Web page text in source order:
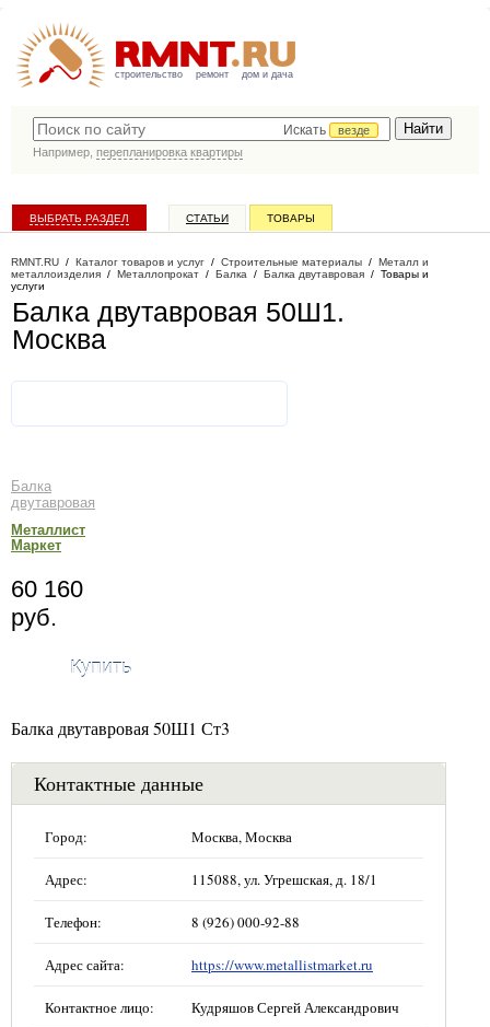
строительство ремонт дом и дача
Искать
везде
Например, перепланировка квартиры
ВЫБРАТЬ РАЗДЕЛ СТАТЬИ ТОВАРЫ
RMNT.RU / Каталог товаров и услуг / Строительные материалы / Металл и
металлоизделия / Металлопрокат / Балка / Балка двутавровая / Товары и
услуги
Балка двутавровая 50Ш1.
Москва
Балка
двутавровая
Металлист
Маркет
60 160
руб.
Купить
Балка двутавровая 50Ш1 Ст3
Контактные данные
Город: Москва, Москва
Адрес: 115088, ул. Угрешская, д. 18/1
Телефон: 8 (926) 000-92-88
Адрес сайта: https://www.metallistmarket.ru
Контактное лицо: Кудряшов Сергей Александрович